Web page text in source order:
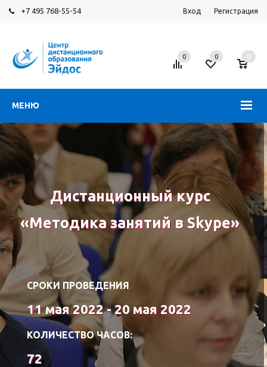
+7 495 768-55-54 Вход Регистрация
МЕНЮ
0 0 0
Дистанционный курс
«Методика занятий в Skype»
СРОКИ ПРОВЕДЕНИЯ
11 мая 2022 - 20 мая 2022
КОЛИЧЕСТВО ЧАСОВ:
72